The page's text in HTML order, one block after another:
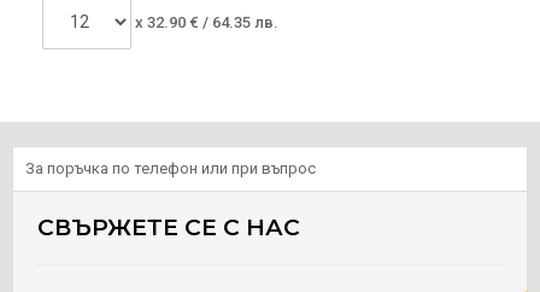
x 32.90 € / 64.35 лв.
За поръчка по телефон или при въпрос
СВЪРЖЕТЕ СЕ С НАС